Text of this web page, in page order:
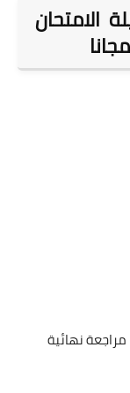
الامتحان
نهائية